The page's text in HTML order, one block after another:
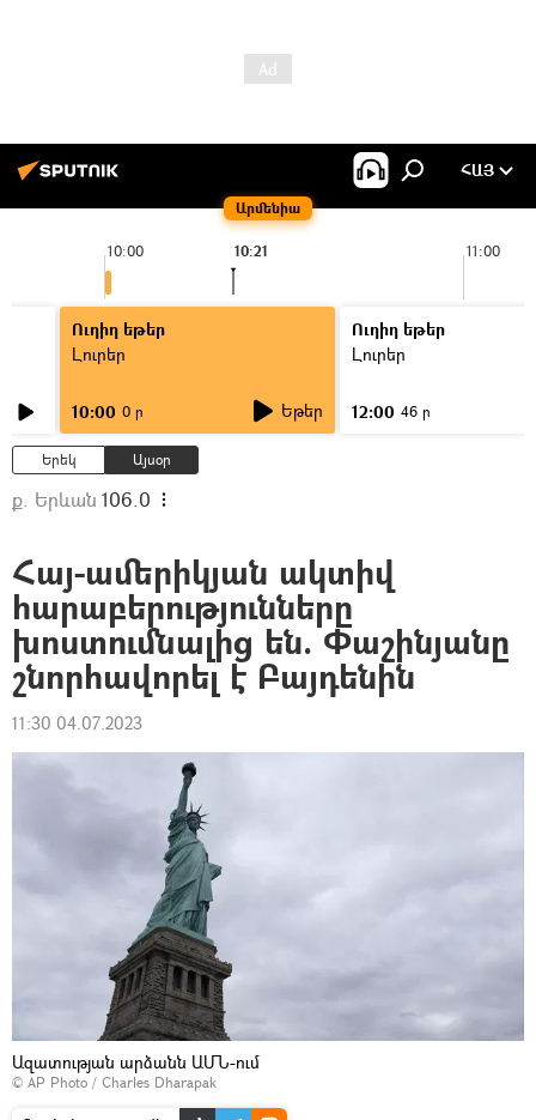
Արմենիա
ՀԱՅ
10:00 11:00
10:21
Ուղիղ եթեր
Լուրեր
10:00 0 ր Եթեր
Ուղիղ եթեր
Լուրեր
12:00 46 ր
Երեկ Այսօր
ք. Երևան 106.0
Հայ-ամերիկյան ակտիվ
հարաբերությունները
խոստումնալից են. Փաշինյանը
շնորհավորել է Բայդենին
11:30 04.07.2023
Ազատության արձանն ԱՄՆ-ում
© AP Photo / Charles Dharapak